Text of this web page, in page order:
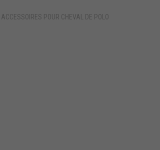
ACCESSOIRES POUR CHEVAL DE POLO